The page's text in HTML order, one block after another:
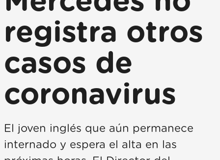
registra otros
casos de
coronavirus
El joven inglés que aún permanece
internado y espera el alta en las